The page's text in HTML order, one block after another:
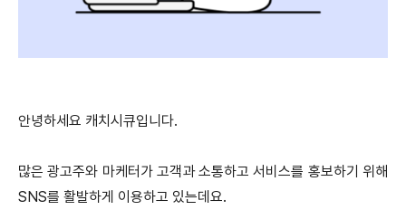
안녕하세요 캐치시큐입니다.
많은 광고주와 마케터가 고객과 소통하고 서비스를 홍보하기 위해
SNS를 활발하게 이용하고 있는데요.